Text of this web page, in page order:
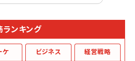
ンキング
ケ ビジネス 経営戦略